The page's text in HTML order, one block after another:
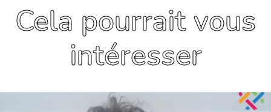
Cela pourrait vous
intéresser